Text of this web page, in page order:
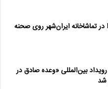
در تماشاخانه ایران‌شهر روی صحنه
بین‌المللی «وعده صادق در
شد